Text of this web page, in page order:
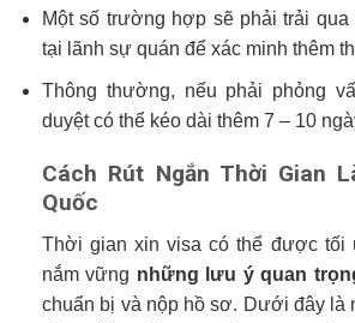
Một số trường hợp sẽ phải trải qua
tại lãnh sự quán để xác minh thêm
Thông thường, nếu phải phỏng
duyệt có thể kéo dài thêm 7 – 10
Cách Rút Ngắn Thời Gian
Quốc
Thời gian xin visa có thể được tối
nắm vững những lưu ý quan
chuẩn bị và nộp hồ sơ. Dưới đây là